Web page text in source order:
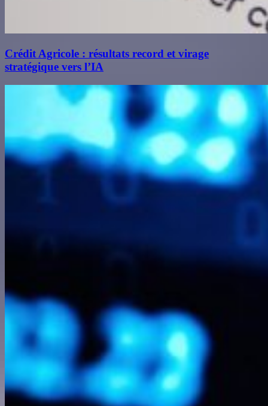
Crédit Agricole : résultats record et virage
stratégique vers l’IA